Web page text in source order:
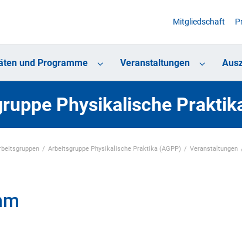
Mitgliedschaft
und Programme Veranstaltungen
Physikalische
Arbeitsgruppe Physikalische Praktika (AGPP) Veranstaltungen